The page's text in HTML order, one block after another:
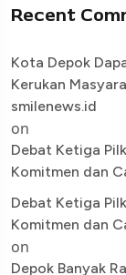
Recent
Kota Depok
Kerukan
smilenews.id
on
Debat Ketiga
Komitmen dan
Debat Ketiga
Komitmen dan
on
Depok Banyak